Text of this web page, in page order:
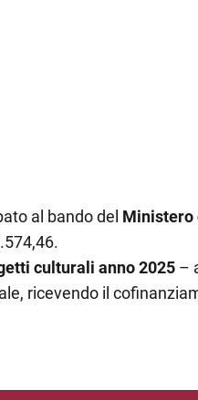
al bando del Ministero
culturali anno 2025 –
ricevendo il